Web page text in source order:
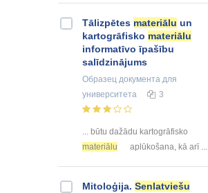
Tālizpētes materiālu un
kartogrāfisko materiālu
informatīvo īpašību
salīdzinājums
Образец документа для
университета
3
... būtu dažādu kartogrāfisko
materiālu
aplūkošana, kā arī ...
Mitoloģija. Senlatviešu